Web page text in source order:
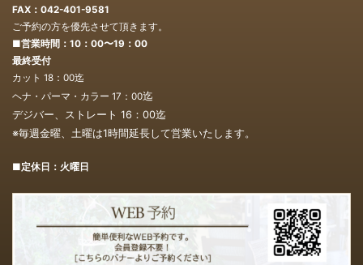
FAX：042-401-9581
ご予約の方を優先させて頂きます。
■営業時間：10：00〜19：00
最終受付
カット 18：00迄
ヘナ・パーマ・カラー 17：00迄
デジバー、ストレート 16：00迄
※毎週金曜、土曜は1時間延長して営業いたします。
■定休日：火曜日